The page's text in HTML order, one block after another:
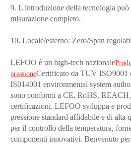
9. L'introduzione della tecnologia può
misurazione completo.
10. Locale/esterno: Zero/Span
LEFOO è un high-tech nazionale
pressioneCertificato da TUV ISO9001
IS014001 environmental system
sono conformi a CE, RoHS,
certificazioni. LEFOO sviluppa e
pressione standard affidabile e di alta
per il controllo della temperatura,
componenti innovativi. Benvenuto